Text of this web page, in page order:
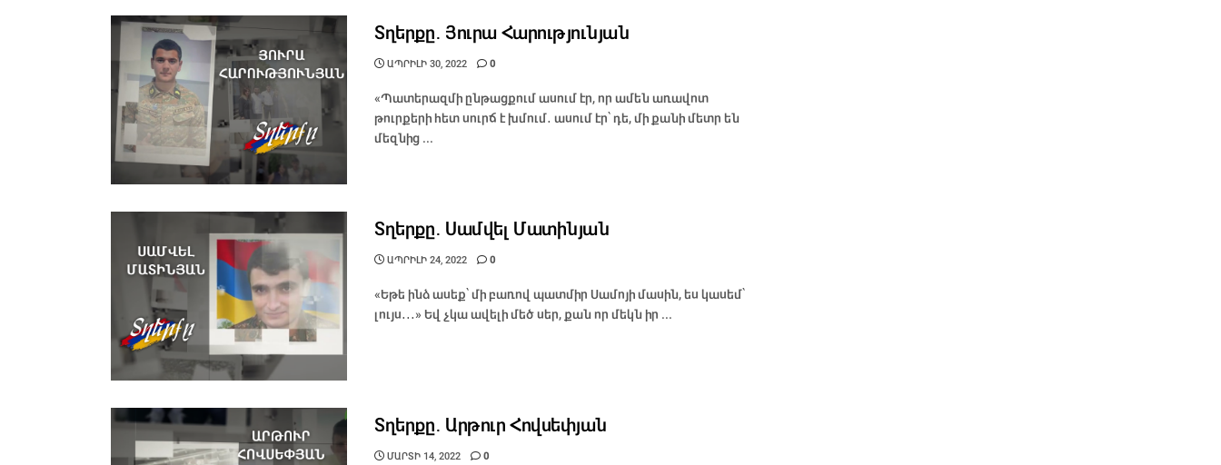
Տղերքը․ Յուրա Հարությունյան
ԱՊՐԻԼԻ 30, 2022 0
«Պատերազմի ընթացքում ասում էր, որ ամեն առավոտ
թուրքերի հետ սուրճ է խմում․ ասում էր՝ դե, մի քանի մետր են
մեզնից ...
Տղերքը․ Սամվել Մատինյան
ԱՊՐԻԼԻ 24, 2022 0
«Եթե ինձ ասեք՝ մի բառով պատմիր Սամոյի մասին, ես կասեմ՝
լույս․․․» Եվ չկա ավելի մեծ սեր, քան որ մեկն իր ...
Տղերքը․ Արթուր Հովսեփյան
ՄԱՐՏԻ 14, 2022 0